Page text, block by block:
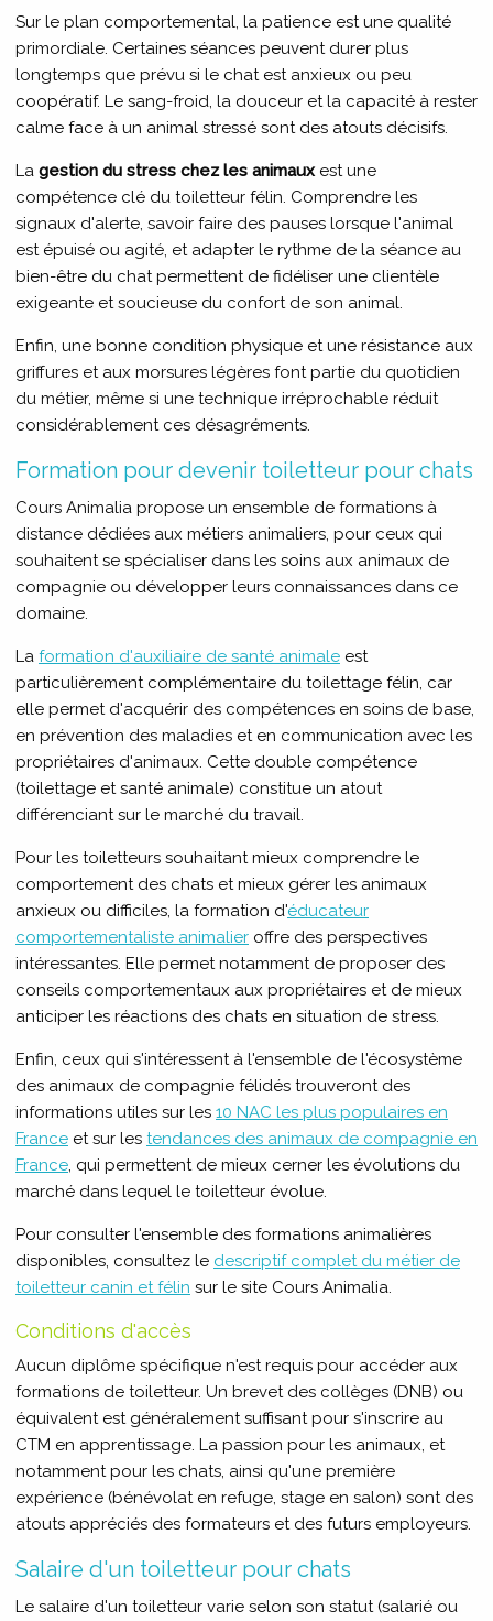
Sur le plan comportemental, la patience est une qualité
primordiale. Certaines séances peuvent durer plus
longtemps que prévu si le chat est anxieux ou peu
coopératif. Le sang-froid, la douceur et la capacité à rester
calme face à un animal stressé sont des atouts décisifs.
La gestion du stress chez les animauxest une
compétence clé du toiletteur félin. Comprendre les
signaux d'alerte, savoir faire des pauses lorsque l'animal
est épuisé ou agité, et adapter le rythme de la séance au
bien-être du chat permettent de fidéliser une clientèle
exigeante et soucieuse du confort de son animal.
Enfin, une bonne condition physique et une résistance aux
griffures et aux morsures légères font partie du quotidien
du métier, même si une technique irréprochable réduit
considérablement ces désagréments.
Formation pour devenir toiletteur pour chats
Cours Animalia propose un ensemble de formations à
distance dédiées aux métiers animaliers, pour ceux qui
souhaitent se spécialiser dans les soins aux animaux de
compagnie ou développer leurs connaissances dans ce
domaine.
La formation d'auxiliaire de santé animale est
particulièrement complémentaire du toilettage félin, car
elle permet d'acquérir des compétences en soins de base,
en prévention des maladies et en communication avec les
propriétaires d'animaux. Cette double compétence
(toilettage et santé animale) constitue un atout
différenciant sur le marché du travail.
Pour les toiletteurs souhaitant mieux comprendre le
comportement des chats et mieux gérer les animaux
anxieux ou difficiles, la formation d'éducateur
comportementaliste animalier offre des perspectives
intéressantes. Elle permet notamment de proposer des
conseils comportementaux aux propriétaires et de mieux
anticiper les réactions des chats en situation de stress.
Enfin, ceux qui s'intéressent à l'ensemble de l'écosystème
des animaux de compagnie félidés trouveront des
informations utiles sur les 10 NAC les plus populaires en
France et sur les tendances des animaux de compagnie en
France, qui permettent de mieux cerner les évolutions du
marché dans lequel le toiletteur évolue.
Pour consulter l'ensemble des formations animalières
disponibles, consultez le descriptif complet du métier de
toiletteur canin et félin sur le site Cours Animalia.
Conditions d'accès
Aucun diplôme spécifique n'est requis pour accéder aux
formations de toiletteur. Un brevet des collèges (DNB) ou
équivalent est généralement suffisant pour s'inscrire au
CTM en apprentissage. La passion pour les animaux, et
notamment pour les chats, ainsi qu'une première
expérience (bénévolat en refuge, stage en salon) sont des
atouts appréciés des formateurs et des futurs employeurs.
Salaire d'un toiletteur pour chats
Le salaire d'un toiletteur varie selon son statut (salarié ou